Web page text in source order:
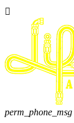

perm_phone_msg